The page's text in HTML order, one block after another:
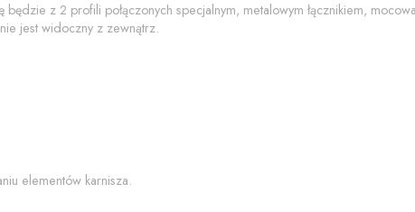
z 2 profili połączonych specjalnym, metalowym łącznikiem,
jest widoczny z zewnątrz.
elementów karnisza.